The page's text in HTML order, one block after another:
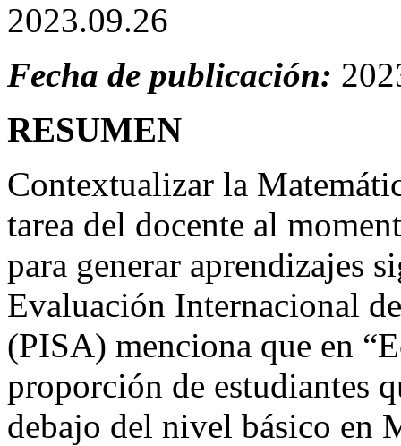
2023.09.26
Fecha de publicación:
RESUMEN
Contextualizar la
tarea del docente al
para generar aprendizajes
Evaluación Internacional
(PISA) menciona que en
proporción de estudiantes
debajo del nivel básico en